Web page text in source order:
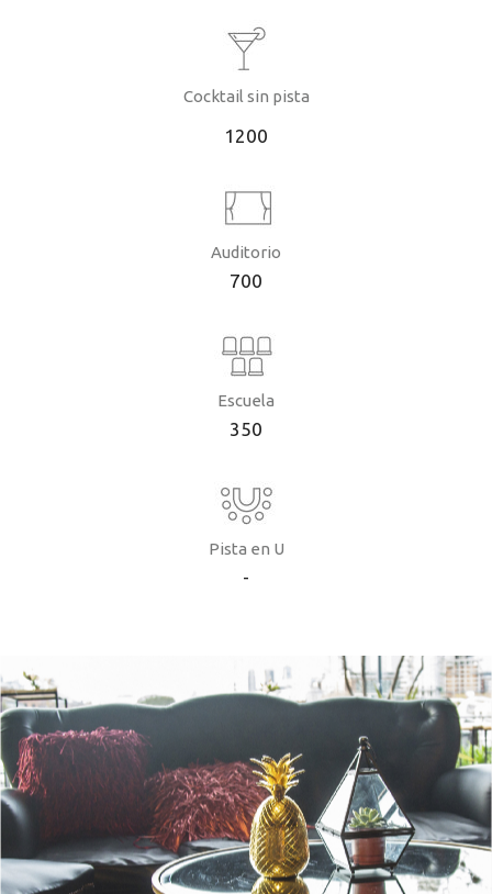
Cocktail sin pista
1200
Auditorio
700
Escuela
350
Pista en U
-